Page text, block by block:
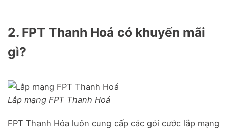
2. FPT Thanh Hoá có khuyến mãi
gì?
Lắp mạng FPT Thanh Hoá
FPT Thanh Hóa luôn cung cấp các gói cước lắp mạng